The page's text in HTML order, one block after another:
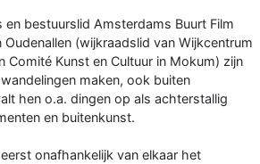
bestuurslid Amsterdams Buurt Film
Oudenallen (wijkraadslid van Wijkcentrum
Comité Kunst en Cultuur in Mokum) zijn
maken, ook buiten
hen o.a. dingen op als achterstallig
en buitenkunst.
onafhankelijk van elkaar het